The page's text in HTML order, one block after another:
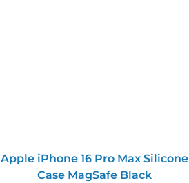
Apple iPhone 16 Pro Max Silicone
Case MagSafe Black